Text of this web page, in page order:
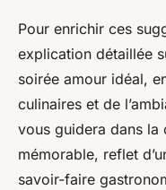
Pour enrichir ces
explication détaillée
soirée amour idéal,
culinaires et de
vous guidera dans la
mémorable, reflet
savoir-faire